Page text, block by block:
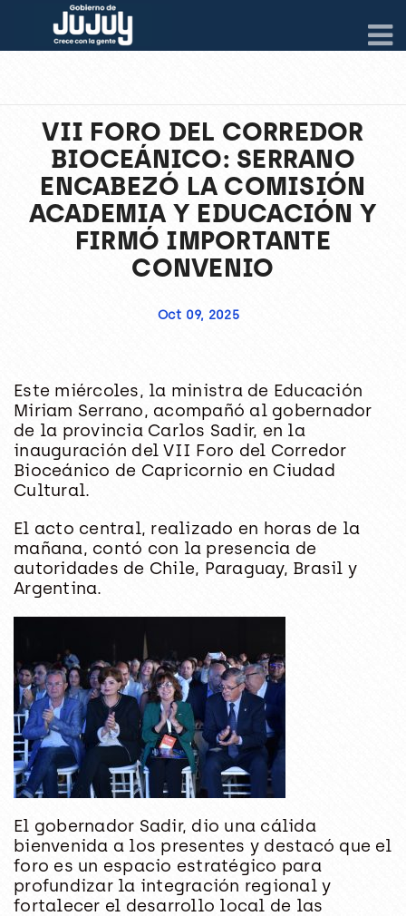
VII FORO DEL CORREDOR
BIOCEÁNICO: SERRANO
ENCABEZÓ LA COMISIÓN
ACADEMIA Y EDUCACIÓN Y
FIRMÓ IMPORTANTE
CONVENIO
Oct 09, 2025
Este miércoles, la ministra de Educación
Miriam Serrano, acompañó al gobernador
de la provincia Carlos Sadir, en la
inauguración del VII Foro del Corredor
Bioceánico de Capricornio en Ciudad
Cultural.
El acto central, realizado en horas de la
mañana, contó con la presencia de
autoridades de Chile, Paraguay, Brasil y
Argentina.
El gobernador Sadir, dio una cálida
bienvenida a los presentes y destacó que el
foro es un espacio estratégico para
profundizar la integración regional y
fortalecer el desarrollo local de las